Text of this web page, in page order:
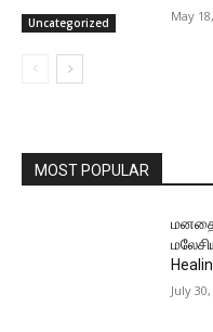
Uncategorized May
MOST POPULAR
மனதை
July